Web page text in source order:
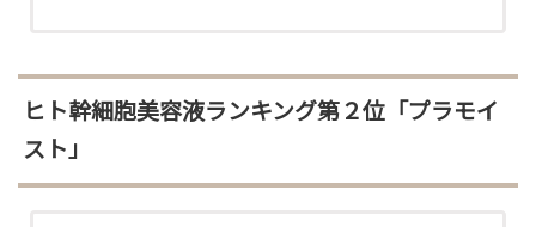
ヒト幹細胞美容液ランキング第２位「プラモイ
スト」